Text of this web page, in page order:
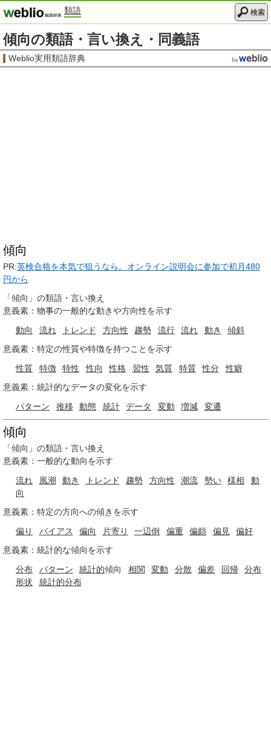
類語 検索
傾向の類語・言い換え・同義語
Weblio実用類語辞典
傾向
PR:英検合格を本気で狙うなら。オンライン説明会に参加で初月480
円から
「傾向」の類語・言い換え
意義素：物事の一般的な動きや方向性を示す
動向
流れ トレンド 方向性 趨勢 流行 流れ 動き
傾斜
意義素：特定の性質や特徴を持つことを示す
性質
特徴 特性 性向 性格 習性 気質 特質 性分
性癖
意義素：統計的なデータの変化を示す
パターン
推移 動態 統計 データ 変動 増減 変遷
傾向
「傾向」の類語・言い換え
意義素：一般的な動向を示す
流れ
風潮 動き トレンド 趨勢 方向性 潮流 勢い 様相
動
向
意義素：特定の方向への傾きを示す
偏り
バイアス 偏向 片寄り 一辺倒 偏重 偏頗 偏見
偏好
意義素：統計的な傾向を示す
分布
パターン 統計的傾向 相関 変動 分散 偏差 回帰
分布
形状
統計的分布